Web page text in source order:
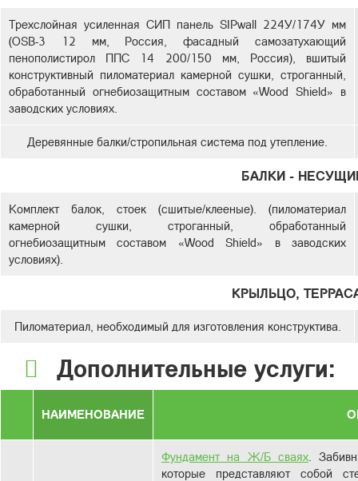
Трехслойная усиленная СИП панель SIPwall 224У/174У мм
(OSB-3 12 мм, Россия, фасадный самозатухающий
пенополистирол ППС 14 200/150 мм, Россия), вшитый
конструктивный пиломатериал камерной сушки, строганный,
обработанный огнебиозащитным составом «Wood Shield» в
заводских условиях.
Деревянные балки/стропильная система под утепление.
БАЛКИ -
Комплект балок, стоек (сшитые/клееные). (пиломатериал
камерной сушки, строганный, обработанный
огнебиозащитным составом «Wood Shield» в заводских
условиях).
КРЫЛЬЦО,
Пиломатериал, необходимый для изготовления конструктива.
Дополнительные услуги:
НАИМЕНОВАНИЕ
Фундамент на Ж/Б сваях .
которые представляют собой